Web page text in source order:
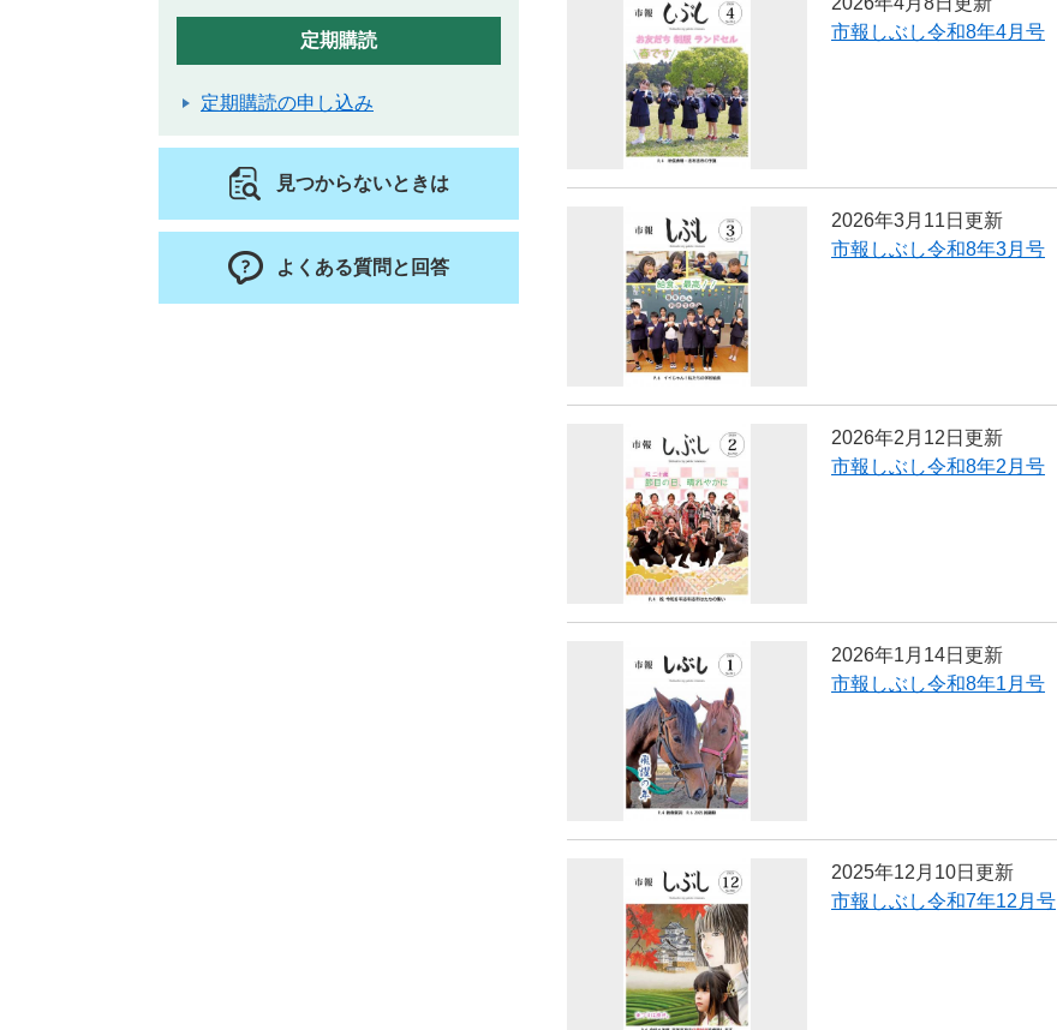
市報しぶし令和8年4月号
2026年3月11日更新
市報しぶし令和8年3月号
2026年2月12日更新
市報しぶし令和8年2月号
2026年1月14日更新
市報しぶし令和8年1月号
2025年12月10日更新
市報しぶし令和7年12月号
定期購読
定期購読の申し込み
見つからないときは
よくある質問と回答